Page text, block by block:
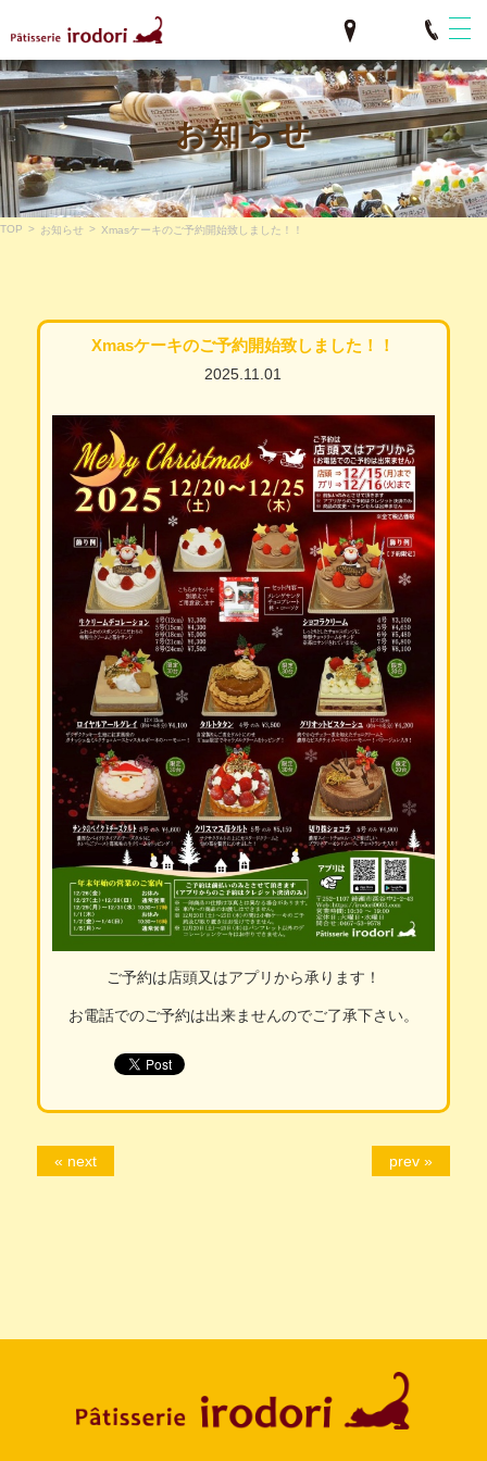
お知らせ
TOP > お知らせ > Xmasケーキのご予約開始致しました！！
Xmasケーキのご予約開始致しました！！
2025.11.01
ご予約は店頭又はアプリから承ります！
お電話でのご予約は出来ませんのでご了承下さい。
« next prev »